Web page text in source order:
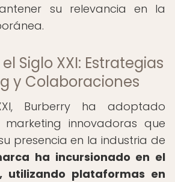
su relevancia en la
Siglo XXI: Estrategias
y Colaboraciones
Burberry ha adoptado
innovadoras que
presencia en la industria de
ha incursionado en el
utilizando plataformas en